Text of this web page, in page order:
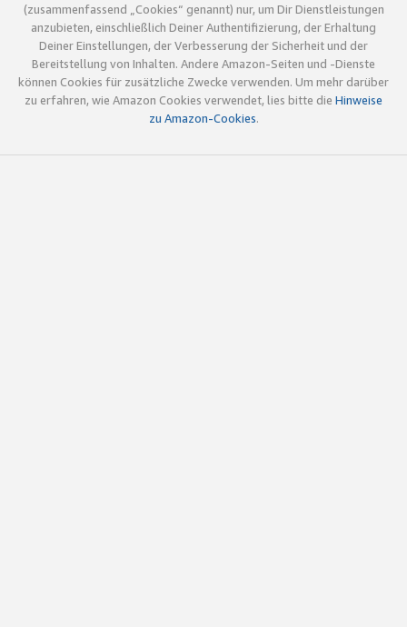
(zusammenfassend „Cookies“ genannt) nur, um Dir Dienstleistungen
anzubieten, einschließlich Deiner Authentifizierung, der Erhaltung
Deiner Einstellungen, der Verbesserung der Sicherheit und der
Bereitstellung von Inhalten. Andere Amazon-Seiten und -Dienste
können Cookies für zusätzliche Zwecke verwenden. Um mehr darüber
zu erfahren, wie Amazon Cookies verwendet, lies bitte die Hinweise
zu Amazon-Cookies.